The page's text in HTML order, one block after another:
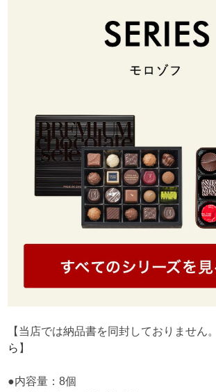
【当店では納品書を同封しておりません
ら 】
●内容量：8個